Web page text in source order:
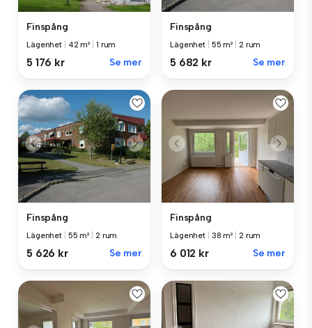
Finspång
Lägenhet 42 m² 1 rum
5 176 kr Se mer
Finspång
Lägenhet 55 m² 2 rum
5 682 kr Se mer
Finspång
Lägenhet 55 m² 2 rum
5 626 kr Se mer
Finspång
Lägenhet 38 m² 2 rum
6 012 kr Se mer